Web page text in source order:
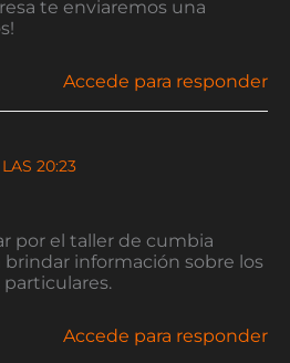
te enviaremos una
Accede para responder
20:23
por el taller de cumbia
brindar información sobre los
Accede para responder